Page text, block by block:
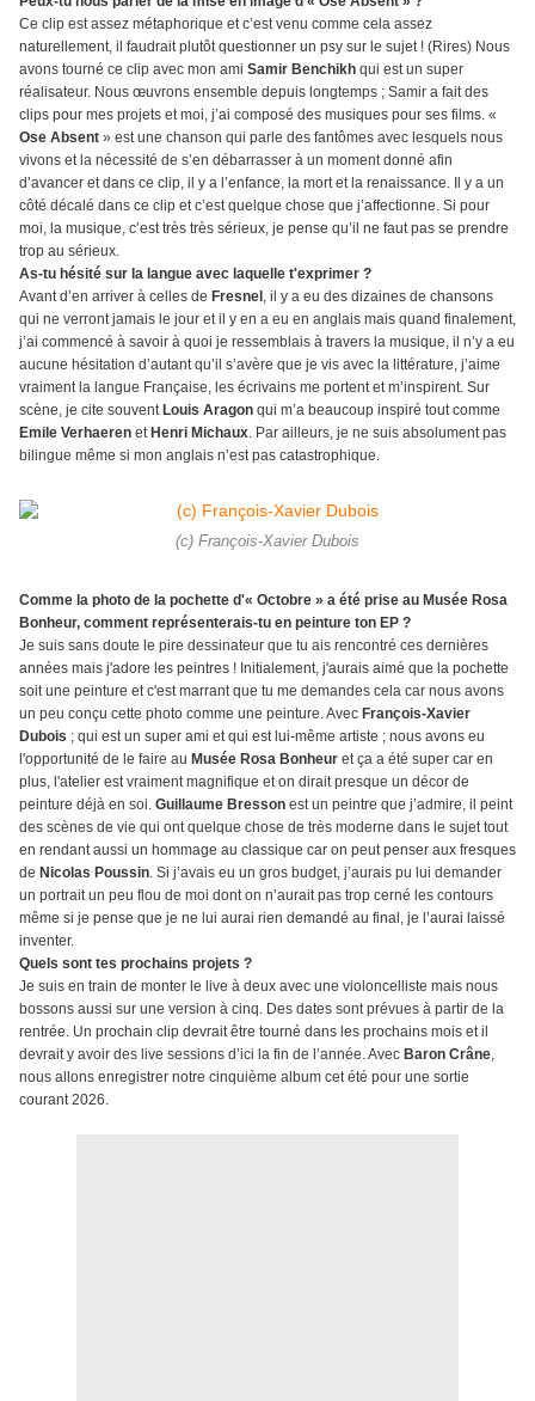
Ce clip est assez métaphorique et c’est venu comme cela assez
naturellement, il faudrait plutôt questionner un psy sur le sujet ! (Rires) Nous
avons tourné ce clip avec mon ami Samir Benchikh qui est un super
réalisateur. Nous œuvrons ensemble depuis longtemps ; Samir a fait des
clips pour mes projets et moi, j’ai composé des musiques pour ses films. «
Ose Absent » est une chanson qui parle des fantômes avec lesquels nous
vivons et la nécessité de s’en débarrasser à un moment donné afin
d’avancer et dans ce clip, il y a l’enfance, la mort et la renaissance. Il y a un
côté décalé dans ce clip et c’est quelque chose que j’affectionne. Si pour
moi, la musique, c’est très très sérieux, je pense qu’il ne faut pas se prendre
trop au sérieux.
As-tu hésité sur la langue avec laquelle t'exprimer ?
Avant d’en arriver à celles de Fresnel , il y a eu des dizaines de chansons
qui ne verront jamais le jour et il y en a eu en anglais mais quand finalement,
j’ai commencé à savoir à quoi je ressemblais à travers la musique, il n’y a eu
aucune hésitation d’autant qu’il s’avère que je vis avec la littérature, j’aime
vraiment la langue Française, les écrivains me portent et m’inspirent. Sur
scène, je cite souvent Louis Aragon qui m’a beaucoup inspiré tout comme
Emile Verhaeren et Henri Michaux. Par ailleurs, je ne suis absolument pas
bilingue même si mon anglais n’est pas catastrophique.
(c) François-Xavier Dubois
Comme la photo de la pochette d'« Octobre » a été prise au Musée Rosa
Bonheur, comment représenterais-tu en peinture ton EP ?
Je suis sans doute le pire dessinateur que tu ais rencontré ces dernières
années mais j'adore les peintres ! Initialement, j'aurais aimé que la pochette
soit une peinture et c'est marrant que tu me demandes cela car nous avons
un peu conçu cette photo comme une peinture. Avec François-Xavier
Dubois ; qui est un super ami et qui est lui-même artiste ; nous avons eu
l'opportunité de le faire au Musée Rosa Bonheur et ça a été super car en
plus, l'atelier est vraiment magnifique et on dirait presque un décor de
peinture déjà en soi. Guillaume Bresson est un peintre que j’admire, il peint
des scènes de vie qui ont quelque chose de très moderne dans le sujet tout
en rendant aussi un hommage au classique car on peut penser aux fresques
de Nicolas Poussin. Si j’avais eu un gros budget, j’aurais pu lui demander
un portrait un peu flou de moi dont on n’aurait pas trop cerné les contours
même si je pense que je ne lui aurai rien demandé au final, je l’aurai laissé
inventer.
Quels sont tes prochains projets ?
Je suis en train de monter le live à deux avec une violoncelliste mais nous
bossons aussi sur une version à cinq. Des dates sont prévues à partir de la
rentrée. Un prochain clip devrait être tourné dans les prochains mois et il
devrait y avoir des live sessions d’ici la fin de l’année. Avec Baron Crâne,
nous allons enregistrer notre cinquième album cet été pour une sortie
courant 2026.